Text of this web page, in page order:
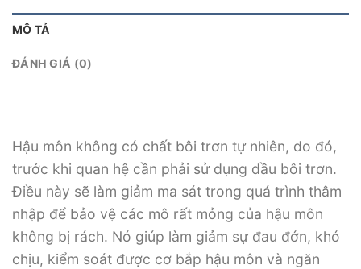
MÔ TẢ
ĐÁNH GIÁ (0)
Hậu môn không có chất bôi trơn tự nhiên, do đó,
trước khi quan hệ cần phải sử dụng dầu bôi trơn.
Điều này sẽ làm giảm ma sát trong quá trình thâm
nhập để bảo vệ các mô rất mỏng của hậu môn
không bị rách. Nó giúp làm giảm sự đau đớn, khó
chịu, kiểm soát được cơ bắp hậu môn và ngăn